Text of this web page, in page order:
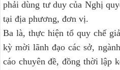
phải dùng tư duy của Nghị
tại địa phương, đơn vị.
Ba là, thực hiện tổ quy chế
kỳ mời lãnh đạo các sở,
cáo chuyên đề, đồng thời lập